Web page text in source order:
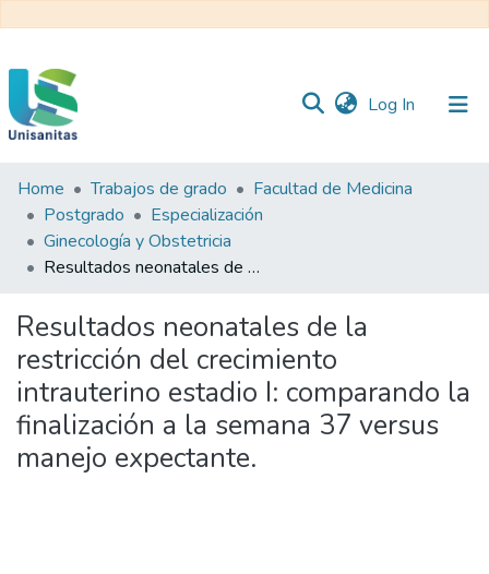
Log In (current)
Inicio
Web
Unisanitas
Web
Biblioteca
Home Trabajos de grado
Facultad de Medicina
Postgrado
Especialización
Ginecología y Obstetricia
Resultados neonatales de la restricción del crecimiento intrauterino estadio I: comparando la finalización a la semana 37 versus manejo expectante.
Resultados neonatales de la
restricción del crecimiento
intrauterino estadio I: comparando la
finalización a la semana 37 versus
manejo expectante.